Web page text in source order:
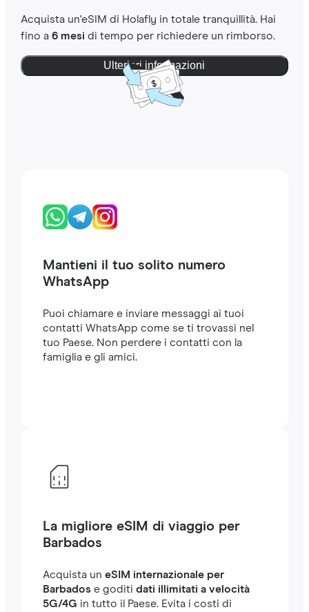
Acquista un'eSIM di Holafly in totale tranquillità. Hai
fino a 6 mesi di tempo per richiedere un rimborso.
Ulteriori informazioni
Mantieni il tuo solito numero
WhatsApp
Puoi chiamare e inviare messaggi ai tuoi
contatti WhatsApp come se ti trovassi nel
tuo Paese. Non perdere i contatti con la
famiglia e gli amici.
La migliore eSIM di viaggio per
Barbados
Acquista un eSIM internazionale per
Barbadose goditi dati illimitati a velocità
5G/4G in tutto il Paese. Evita i costi di